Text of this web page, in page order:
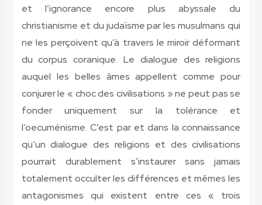
et l’ignorance encore plus abyssale du
christianisme et du judaïsme par les musulmans qui
ne les perçoivent qu’à travers le miroir déformant
du corpus coranique. Le dialogue des religions
auquel les belles âmes appellent comme pour
conjurer le « choc des civilisations » ne peut pas se
fonder uniquement sur la tolérance et
l’oecuménisme. C’est par et dans la connaissance
qu’un dialogue des religions et des civilisations
pourrait durablement s’instaurer sans jamais
totalement occulter les différences et mêmes les
antagonismes qui existent entre ces « trois